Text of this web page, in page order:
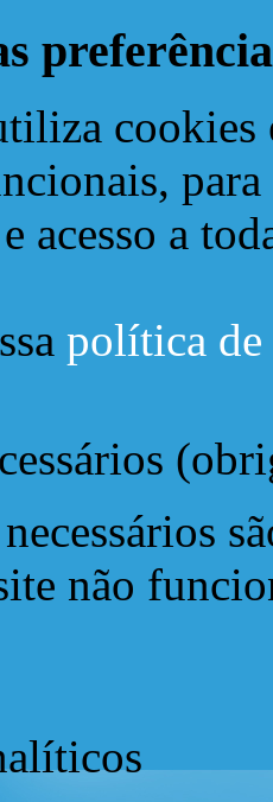
cookies
acesso a
política de
não